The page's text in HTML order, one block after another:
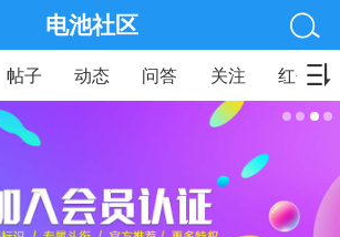
电池社区
帖子 动态 问答 关注 红包